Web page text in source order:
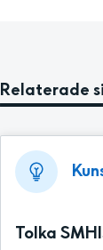
Relaterade
Tolka